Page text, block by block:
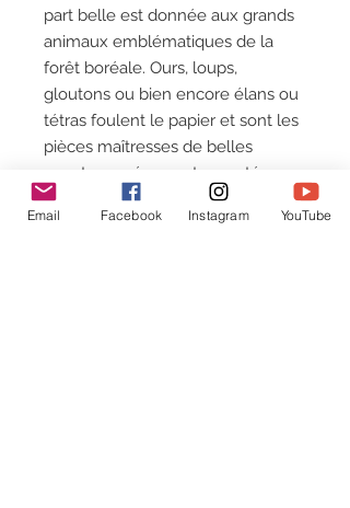
part belle est donnée aux grands
animaux emblématiques de la
forêt boréale. Ours, loups,
gloutons ou bien encore élans ou
tétras foulent le papier et sont les
pièces maîtresses de belles
aventures vécues et racontées par
les auteurs.
Email Facebook Instagram YouTube